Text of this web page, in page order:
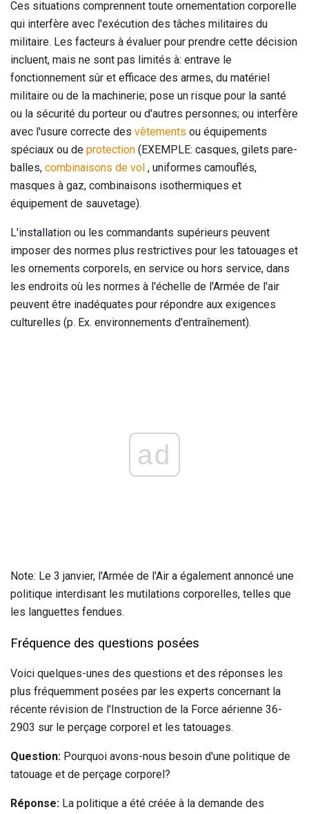
Ces situations comprennent toute ornementation corporelle
qui interfère avec l'exécution des tâches militaires du
militaire. Les facteurs à évaluer pour prendre cette décision
incluent, mais ne sont pas limités à: entrave le
fonctionnement sûr et efficace des armes, du matériel
militaire ou de la machinerie; pose un risque pour la santé
ou la sécurité du porteur ou d'autres personnes; ou interfère
avec l'usure correcte des vêtements ou équipements
spéciaux ou de protection (EXEMPLE: casques, gilets pare-
balles, combinaisons de vol , uniformes camouflés,
masques à gaz, combinaisons isothermiques et
équipement de sauvetage).
L'installation ou les commandants supérieurs peuvent
imposer des normes plus restrictives pour les tatouages ​​et
les ornements corporels, en service ou hors service, dans
les endroits où les normes à l'échelle de l'Armée de l'air
peuvent être inadéquates pour répondre aux exigences
culturelles (p. Ex. environnements d'entraînement).
ad
Note: Le 3 janvier, l'Armée de l'Air a également annoncé une
politique interdisant les mutilations corporelles, telles que
les languettes fendues.
Fréquence des questions posées
Voici quelques-unes des questions et des réponses les
plus fréquemment posées par les experts concernant la
récente révision de l'Instruction de la Force aérienne 36-
2903 sur le perçage corporel et les tatouages.
Question: Pourquoi avons-nous besoin d'une politique de
tatouage et de perçage corporel?
Réponse: La politique a été créée à la demande des